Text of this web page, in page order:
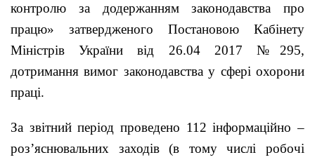
контролю за додержанням законодавства про
працю» затвердженого Постановою Кабінету
Міністрів України від 26.04 2017 №295,
дотримання вимог законодавства у сфері охорони
праці.
За звітний період проведено 112 інформаційно –
роз’яснювальних заходів (в тому числі робочі